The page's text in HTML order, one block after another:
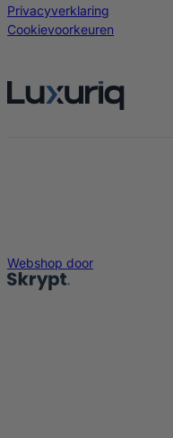
Privacyverklaring
Cookievoorkeuren
Webshop door